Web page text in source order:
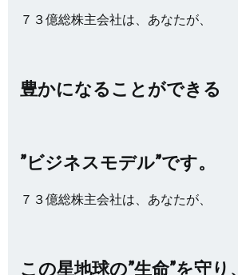
７３億総株主会社は、あなたが、
豊かになることができる
”ビジネスモデル”です。
７３億総株主会社は、あなたが、
この星地球の”生命”を守り、